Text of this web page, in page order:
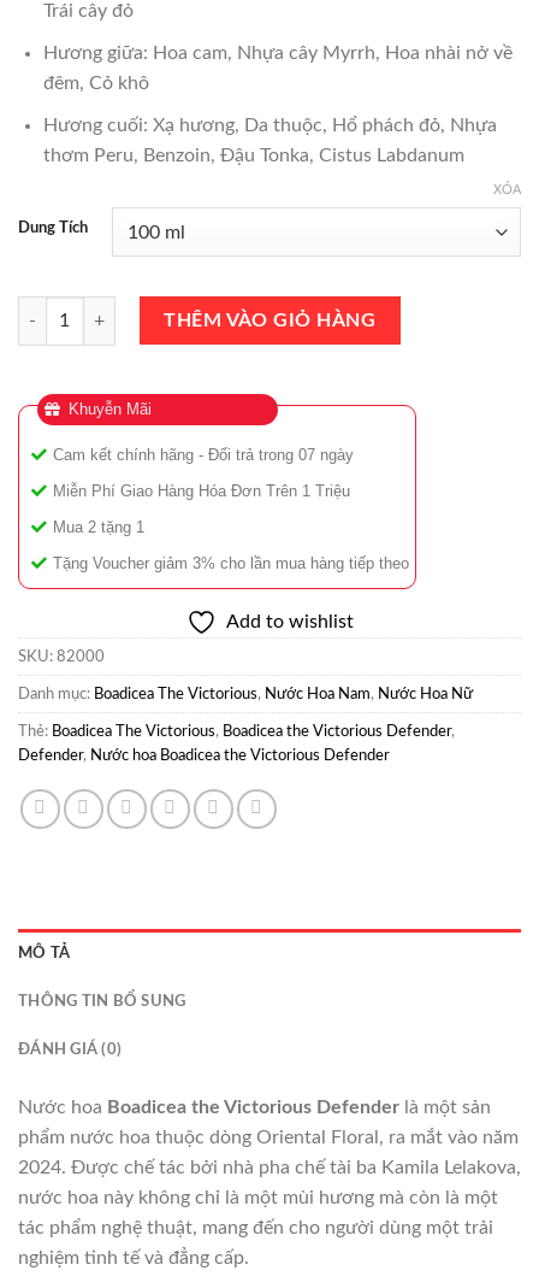
Trái cây đỏ
Hương giữa: Hoa cam, Nhựa cây Myrrh, Hoa nhài nở về
đêm, Cỏ khô
Hương cuối: Xạ hương, Da thuộc, Hổ phách đỏ, Nhựa
thơm Peru, Benzoin, Đậu Tonka, Cistus Labdanum
Dung Tích
XÓA
Nước Hoa Boadicea the Victorious Defender EDP 100ml Chính Hãng
THÊM VÀO GIỎ HÀNG
Khuyễn Mãi
Cam kết chính hãng - Đổi trả trong 07 ngày
Miễn Phí Giao Hàng Hóa Đơn Trên 1 Triệu
Mua 2 tặng 1
Tặng Voucher giảm 3% cho lần mua hàng tiếp theo
Add to wishlist
SKU: 82000
Danh mục: Boadicea The Victorious, Nước Hoa Nam, Nước Hoa Nữ
Thẻ: Boadicea The Victorious, Boadicea the Victorious Defender,
Defender, Nước hoa Boadicea the Victorious Defender
MÔ TẢ
THÔNG TIN BỔ SUNG
ĐÁNH GIÁ (0)
Nước hoa Boadicea the Victorious Defender là một sản
phẩm nước hoa thuộc dòng Oriental Floral, ra mắt vào năm
2024. Được chế tác bởi nhà pha chế tài ba Kamila Lelakova,
nước hoa này không chỉ là một mùi hương mà còn là một
tác phẩm nghệ thuật, mang đến cho người dùng một trải
nghiệm tinh tế và đẳng cấp.